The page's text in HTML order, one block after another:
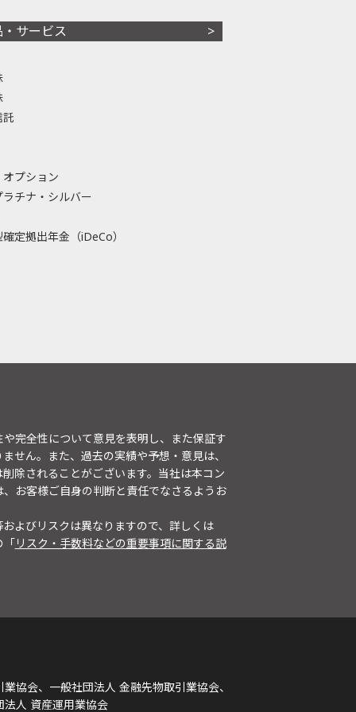
・サービス
託
プション
ラチナ・シルバー
定拠出年金（iDeCo）
完全性について意見を表明し、また保証す
せん。また、過去の実績や予想・意見は、
除されることがございます。当社は本コン
お客様ご自身の判断と責任でなさるようお
よびリスクは異なりますので、詳しくは
「リスク・手数料などの重要事項に関する説
協会、一般社団法人 金融先物取引業協会、
人 資産運用業協会